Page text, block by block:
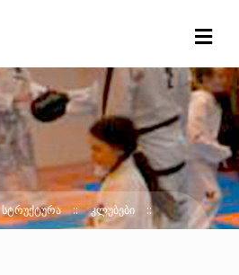
ᲡᲢᲠᲣᲥᲢᲣᲠᲐ ᲙᲚᲣᲑᲔᲑᲘ